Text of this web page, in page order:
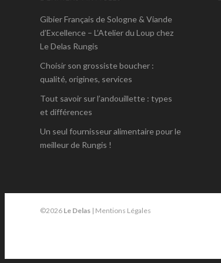
Gibier Français de Sologne & Viande
d’Excellence – L’Atelier du Loup chez
Le Delas Rungis
Choisir son grossiste boucher :
qualité, origines, services
Tout savoir sur l’andouillette : types
et différences
Un seul fournisseur alimentaire pour le
meilleur de Rungis !
©2026 Le Delas | Mentions Légales